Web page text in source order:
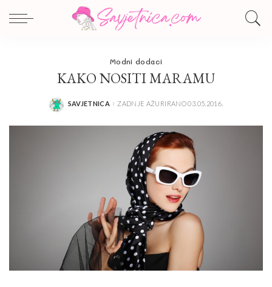
Modni dodaci
KAKO NOSITI MARAMU
POSTED
SAVJETNICA ZADNJE AŽURIRANO 03.05.2016.